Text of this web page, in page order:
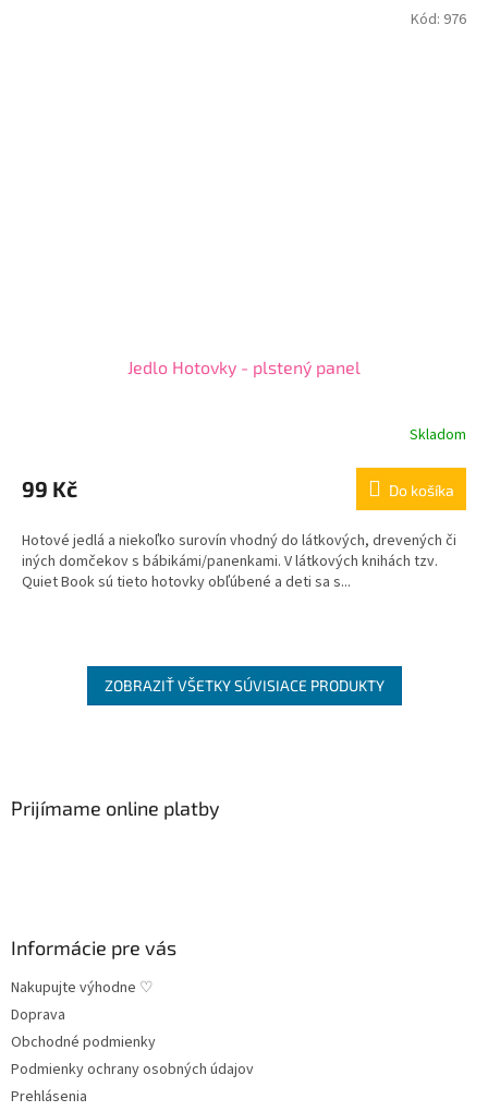
Jedlo Hotovky - plstený panel
Skladom
99 Kč Do košíka
Hotové jedlá a niekoľko surovín vhodný do látkových, drevených či
iných domčekov s bábikámi/panenkami. V látkových knihách tzv.
Quiet Book sú tieto hotovky obľúbené a deti sa s...
Kód: 976
ZOBRAZIŤ VŠETKY SÚVISIACE PRODUKTY
Prijímame online platby
Informácie pre vás
Nakupujte výhodne ♡
Doprava
Obchodné podmienky
Podmienky ochrany osobných údajov
Prehlásenia